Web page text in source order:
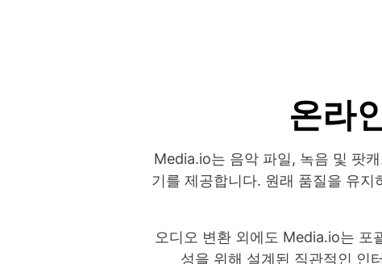
온라
Media.io는 음악 파일, 녹음 및 팟
기를 제공합니다. 원래 품질을 유
오디오 변환 외에도 Media.io는 포
성을 위해 설계된 직관적인 인